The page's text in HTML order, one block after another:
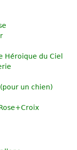
Héroique du Ciel
un chien)